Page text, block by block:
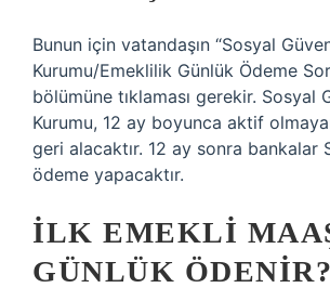
Bunun için vatandaşın “Sosyal
Kurumu/Emeklilik Günlük Ödeme
bölümüne tıklaması gerekir. Sosyal
Kurumu, 12 ay boyunca aktif
geri alacaktır. 12 ay sonra bankalar
ödeme yapacaktır.
İLK EMEKLI
GÜNLÜK ÖDENIR?